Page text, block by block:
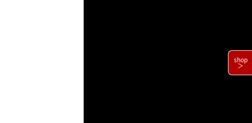
shop
＞